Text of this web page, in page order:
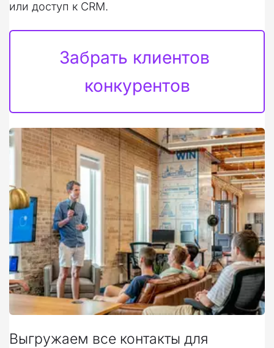
или доступ к CRM.
Забрать клиентов
конкурентов
Выгружаем все контакты для